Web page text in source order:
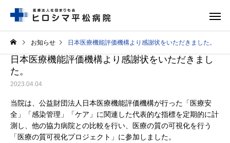
救急外来 整形外
お知らせ 日本医療機能評価機構より感謝状をいただきました。
日本医療機能評価機構より感謝状をいただきまし
た。
2023.04.04
当院は、公益財団法人日本医療機能評価機構が行った「医療安
全」「感染管理」「ケア」に関連した代表的な指標を定期的に計
測し、他の協力病院との比較を行い、医療の質の可視化を行う
「医療の質可視化プロジェクト」に参加しました。